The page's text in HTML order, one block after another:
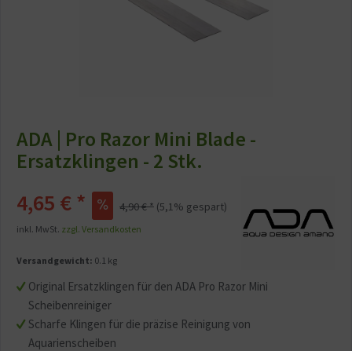
ADA | Pro Razor Mini Blade -
Ersatzklingen - 2 Stk.
Original Ersatzklingen für den ADA Pro Razor Mini
Scheibenreiniger
Scharfe Klingen für die präzise Reinigung von
Aquarienscheiben
4,65 € * 4,90 € * (5,1% gespart)
inkl. MwSt. zzgl. Versandkosten
Versandgewicht: 0.1 kg